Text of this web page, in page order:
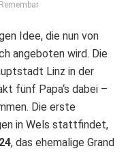
Idee, die nun von
angeboten wird. Die
Linz in der
fünf Papa‘s dabei –
Die erste
in Wels stattfindet,
, das ehemalige Grand